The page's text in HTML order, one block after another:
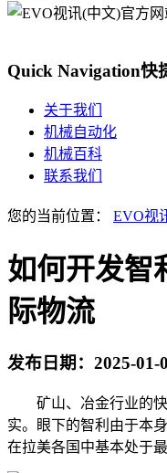
Quick Navigation快
关于我们
机械自动化
机械百科
联系我们
您的当前位置： EVO视
如何开发智
际物流
发布日期： 2025-01-
矿山、冶金行业的快
实。眼下的智利由于本
在拉美各国中基本处于最